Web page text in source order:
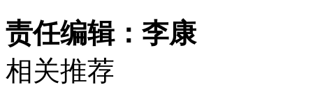
责任编辑：李康
相关推荐